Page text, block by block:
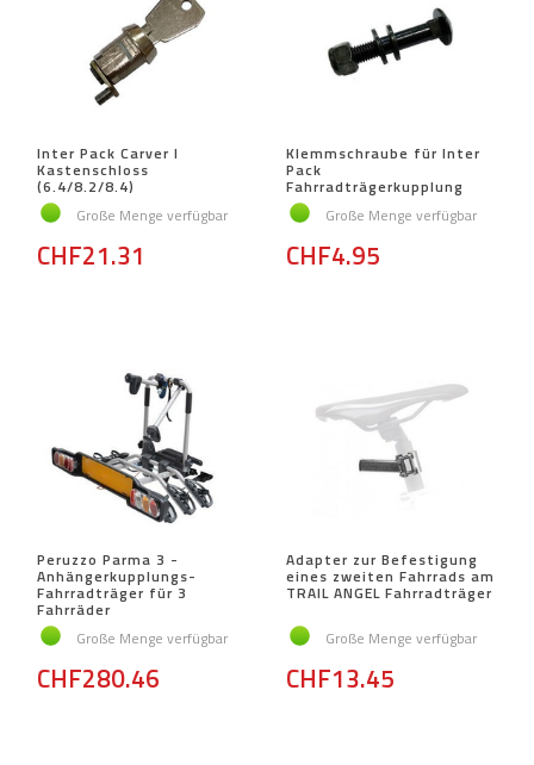
Inter Pack Carver I
Kastenschloss
(6.4/8.2/8.4)
Große Menge verfügbar
CHF21.31
Klemmschraube für Inter
Pack
Fahrradträgerkupplung
Große Menge verfügbar
CHF4.95
Peruzzo Parma 3 -
Anhängerkupplungs-
Fahrradträger für 3
Fahrräder
Große Menge verfügbar
CHF280.46
Adapter zur Befestigung
eines zweiten Fahrrads am
TRAIL ANGEL Fahrradträger
Große Menge verfügbar
CHF13.45